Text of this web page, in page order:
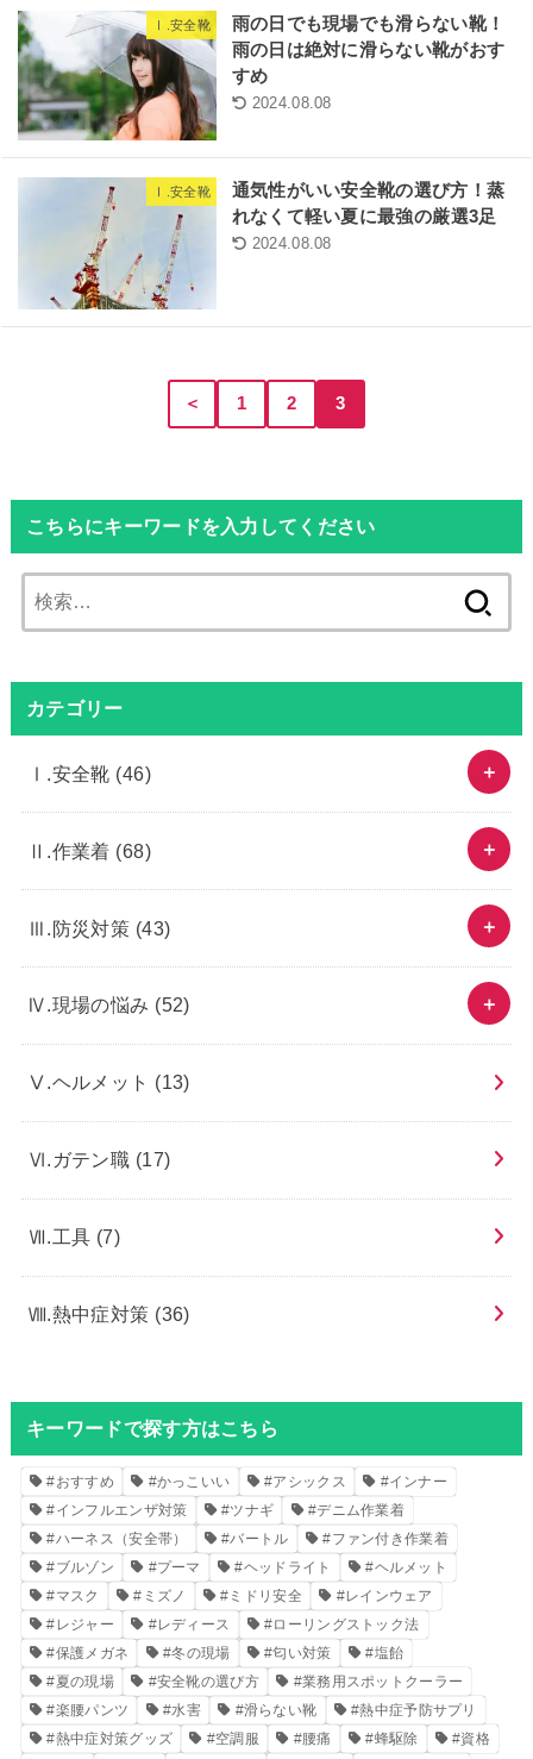
Ⅰ.安全靴
雨の日でも現場でも滑らない靴！
雨の日は絶対に滑らない靴がおす
すめ
2024.08.08
Ⅰ.安全靴
通気性がいい安全靴の選び方！蒸
れなくて軽い夏に最強の厳選3足
2024.08.08
＜ 1 2 3
こちらにキーワードを入力してください
索:
カテゴリー
Ⅰ.安全靴 (46)
Ⅱ.作業着 (68)
Ⅲ.防災対策 (43)
Ⅳ.現場の悩み (52)
Ⅴ.ヘルメット (13)
Ⅵ.ガテン職 (17)
Ⅶ.工具 (7)
Ⅷ.熱中症対策 (36)
キーワードで探す方はこちら
#おすすめ #かっこいい #アシックス
#インナー
#インフルエンザ対策
#ツナギ
#デニム作業着
#ハーネス（安全帯）
#バートル
#ファン付き作業着
#ブルゾン
#プーマ #ヘッドライト
#ヘルメット
#マスク
#ミズノ #ミドリ安全
#レインウェア
#レジャー
#レディース
#ローリングストック法
#保護メガネ
#冬の現場 #匂い対策
#塩飴
#夏の現場
#安全靴の選び方
#業務用スポットクーラー
#楽腰パンツ
#水害 #滑らない靴
#熱中症予防サプリ
#熱中症対策グッズ
#空調服 #腰痛 #蜂駆除 #資格